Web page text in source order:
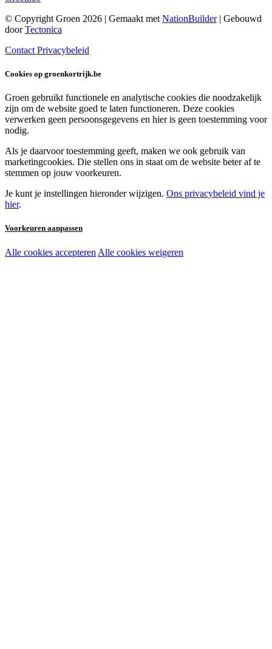
© Copyright Groen 2026 | Gemaakt met NationBuilder| Gebouwd
doorTectonica
Contact Privacybeleid
Cookies op groenkortrijk.be
Groen gebruikt functionele en analytische cookies die noodzakelijk
zijn om de website goed te laten functioneren. Deze cookies
verwerken geen persoonsgegevens en hier is geen toestemming voor
nodig.
Als je daarvoor toestemming geeft, maken we ook gebruik van
marketingcookies. Die stellen ons in staat om de website beter af te
stemmen op jouw voorkeuren.
Je kunt je instellingen hieronder wijzigen. Ons privacybeleid vind je
hier.
Voorkeuren aanpassen
Noodzakelijke cookies:
Alle cookies accepteren Alle cookies weigeren